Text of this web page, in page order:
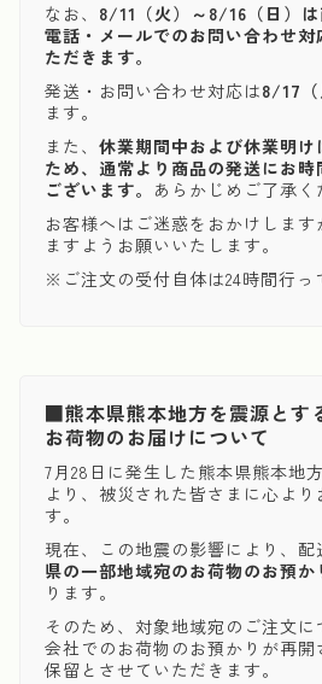
なお、 8/11（火）～8/16（日）
電話・メールでのお問い合わせ
ただきます。
発送・お問い合わせ対応は8/17（
ます。
また、 休業期間中および休業明け
ため、通常より商品の発送にお
ございます。 あらかじめご了承く
お客様へはご迷惑をおかけしま
ますようお願いいたします。
※ご注文の受付自体は24時間行っ
■熊本県熊本地方を震源とす
お荷物のお届けについて
7月28日に発生した熊本県熊本地
より、被災された皆さまに心よ
す。
現在、この地震の影響により、配
県の一部地域宛のお荷物のお預か
ります。
そのため、対象地域宛のご注文
会社でのお荷物のお預かりが再開
保留とさせていただきます。